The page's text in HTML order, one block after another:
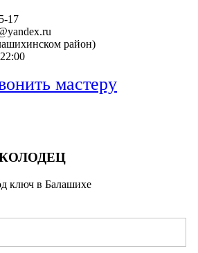
17
район)
мастеру
ключ в Балашихе